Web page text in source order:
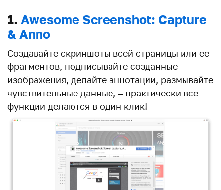
1. Awesome Screenshot: Capture
& Anno
Создавайте скриншоты всей страницы или ее
фрагментов, подписывайте созданные
изображения, делайте аннотации, размывайте
чувствительные данные, – практически все
функции делаются в один клик!